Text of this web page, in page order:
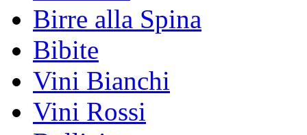
Birre alla Spina
Bibite
Vini Bianchi
Vini Rossi